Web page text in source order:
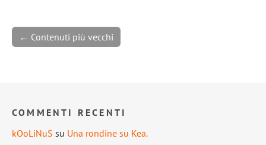
← Contenuti più vecchi
COMMENTI RECENTI
kOoLiNuS su Una rondine su Kea.